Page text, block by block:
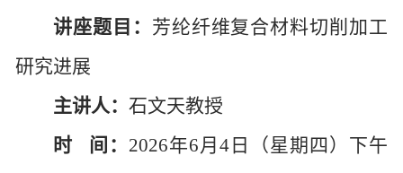
讲座题目： 芳纶纤维复合材料切削加工
研究进展
主讲人： 石文天教授
时
间： 2026年6月4日（星期四）下午